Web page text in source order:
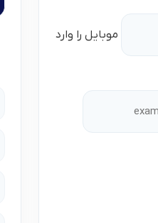
موبایل را وارد